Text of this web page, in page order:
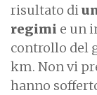
risultato di
regimi e un
controllo del
km. Non vi
hanno